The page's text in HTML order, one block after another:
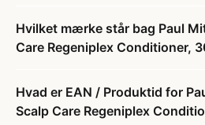
Hvilket mærke står bag Paul
Care Regeniplex Conditioner,
Hvad er EAN / Produktid for
Scalp Care Regeniplex